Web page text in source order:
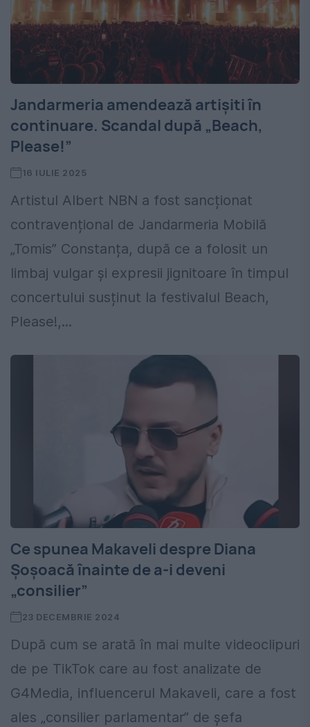
Jandarmeria amendează artișiti în
continuare. Scandal după „Beach,
Please!”
16 IULIE 2025
Artistul Albert NBN a fost sancționat
contravențional de Jandarmeria Mobilă
„Tomis” Constanța, după ce a folosit un
limbaj vulgar și expresii jignitoare în timpul
concertului susținut la festivalul Beach,
Please!,...
Ce spunea Makaveli despre Diana
Șoșoacă înainte de a-i deveni
„consilier”
23 DECEMBRIE 2024
După cum se arată în mai multe videoclipuri
de pe TikTok care au fost analizate de
G4Media, influencerul Makaveli, care a fost
ales „consilier parlamentar” de șefa